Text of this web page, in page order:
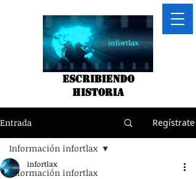
Escribiendo
historia
Entrada Regístrate
Información infortlax
Información infortlax
infortlax